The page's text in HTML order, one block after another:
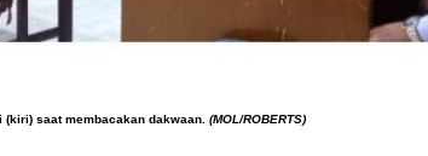
(kiri) saat membacakan dakwaan. (MOL/ROBERTS)